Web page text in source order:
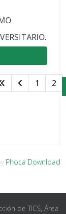
1 2
Phoca Download
de TICS, Área